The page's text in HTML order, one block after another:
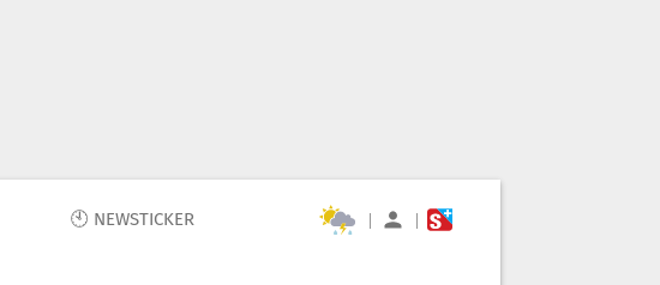
🕙 NEWSTICKER | |